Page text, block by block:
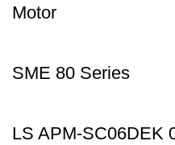
Motor
SME 80 Series
LS APM-SC06DEK